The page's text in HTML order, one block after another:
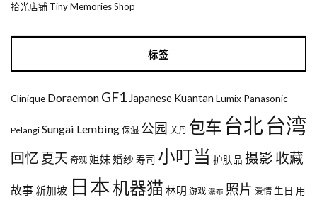
拾光店铺 Tiny Memories Shop
标签
Clinique Doraemon GF1 Japanese Kuantan Lumix Panasonic
Pelangi Sungai Lembing 保湿 公园 关丹 包车 台北 台湾
回忆 夏天 奇观 姐妹婚纱 寿司 小叮当 护肤品 摄影 收藏
故事新加坡 日本机器猫 林明 游戏 瀑布 照片 爱情 生日 用